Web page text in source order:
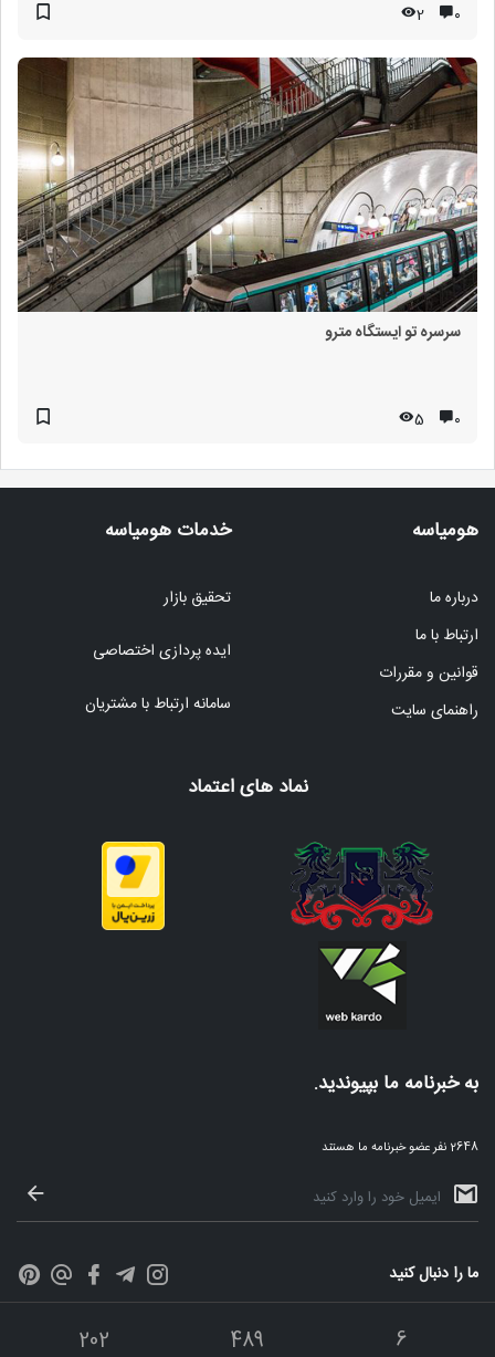
۰ 2
سرسره تو ایستگاه مترو
۰ 5
هومیاسه
درباره ما
ارتباط با ما
قوانین و مقررات
راهنمای سایت
خدمات هومیاسه
تحقیق بازار
ایده پردازی اختصاصی
سامانه ارتباط با مشتریان
نماد های اعتماد
به خبرنامه ما بپیوندید.
2648 نفر عضو خبرنامه ما هستند
ما را دنبال کنید
202 489 6